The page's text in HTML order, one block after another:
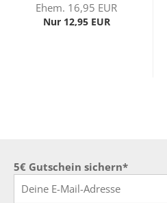
Ehem. 16,95 EUR
Nur 12,95 EUR
5€ Gutschein sichern*